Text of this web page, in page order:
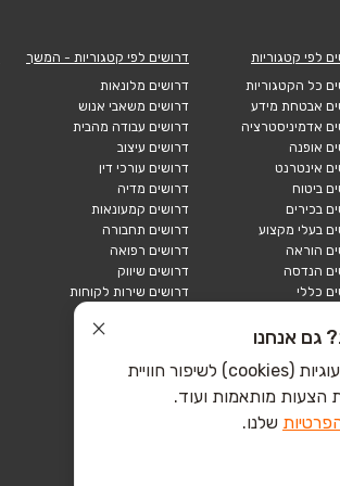
לפי קטגוריות
כל הקטגוריות
אבטחת מידע
אדמיניסטרציה
אופנה
אינטרנט
ביטוח
בכירים
בעלי מקצוע
הוראה
הנדסה
כללי
לוגיסטיקה
מכירות
חומרה
דרושים לפי קטגוריות - המשך
דרושים מלונאות
דרושים משאבי אנוש
דרושים עבודה מהבית
דרושים עיצוב
דרושים עורכי דין
דרושים מדיה
דרושים קמעונאות
דרושים תחבורה
דרושים רפואה
דרושים שיווק
דרושים שירות לקוחות
הייטק כללי
הייטק תוכנה
גם אנחנו
אנחנו משתמשים בעוגיות (cookies) לשיפור חוויית
הצעות מותאמות ועוד.
שלנו.